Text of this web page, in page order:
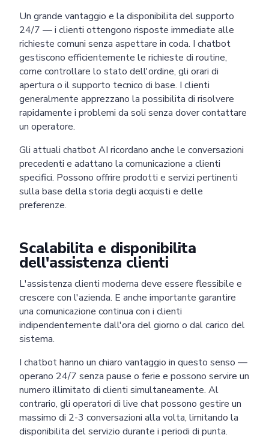
Un grande vantaggio e la disponibilita del supporto
24/7 — i clienti ottengono risposte immediate alle
richieste comuni senza aspettare in coda. I chatbot
gestiscono efficientemente le richieste di routine,
come controllare lo stato dell'ordine, gli orari di
apertura o il supporto tecnico di base. I clienti
generalmente apprezzano la possibilita di risolvere
rapidamente i problemi da soli senza dover contattare
un operatore.
Gli attuali chatbot AI ricordano anche le conversazioni
precedenti e adattano la comunicazione a clienti
specifici. Possono offrire prodotti e servizi pertinenti
sulla base della storia degli acquisti e delle
preferenze.
Scalabilita e disponibilita
dell'assistenza clienti
L'assistenza clienti moderna deve essere flessibile e
crescere con l'azienda. E anche importante garantire
una comunicazione continua con i clienti
indipendentemente dall'ora del giorno o dal carico del
sistema.
I chatbot hanno un chiaro vantaggio in questo senso —
operano 24/7 senza pause o ferie e possono servire un
numero illimitato di clienti simultaneamente. Al
contrario, gli operatori di live chat possono gestire un
massimo di 2-3 conversazioni alla volta, limitando la
disponibilita del servizio durante i periodi di punta.